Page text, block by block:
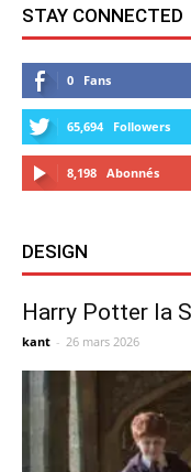
STAY CONNECTED
0 Fans
65,694 Followers
8,198 Abonnés
DESIGN
Harry Potter la
kant - 26 mars 2026